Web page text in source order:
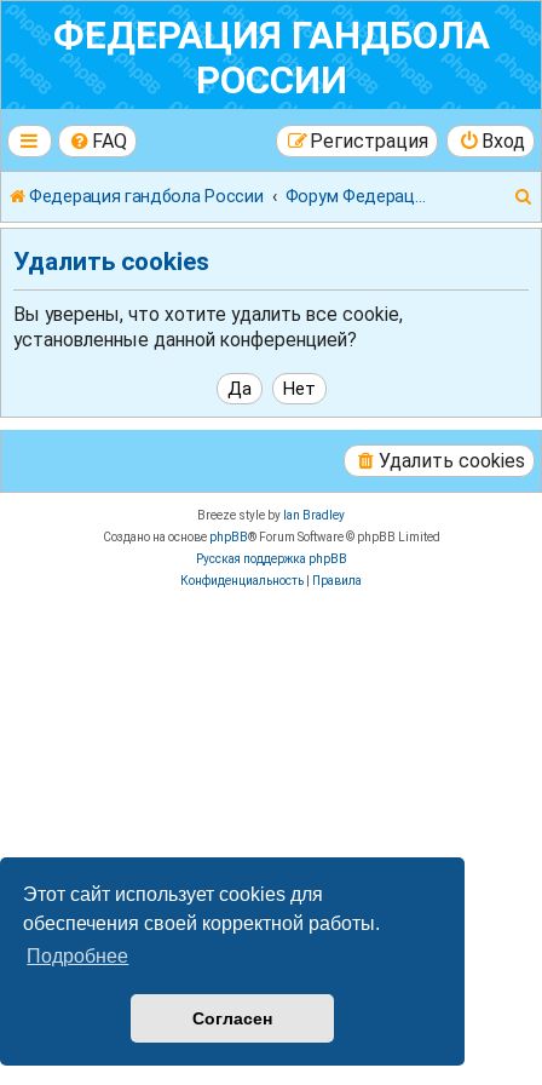
Этот сайт использует cookies для
обеспечения своей корректной работы.
Подробнее
Согласен
ФЕДЕРАЦИЯ ГАНДБОЛА
РОССИИ
FAQ Вход
Регистрация
Федерация гандбола России
Удалить cookies
Вы уверены, что хотите удалить все cookie,
установленные данной конференцией?
Удалить cookies
Breeze style by Ian Bradley
Создано на основе phpBB® Forum Software © phpBB Limited
Русская поддержка phpBB
Конфиденциальность
Правила